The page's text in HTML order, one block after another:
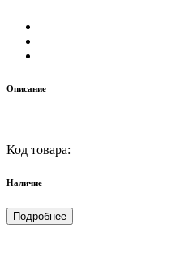
Описание
Код товара:
Наличие
Подробнее